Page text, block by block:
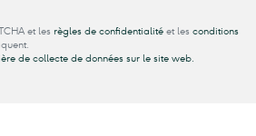
et les règles de confidentialité et les conditions
de collecte de données sur le site web.